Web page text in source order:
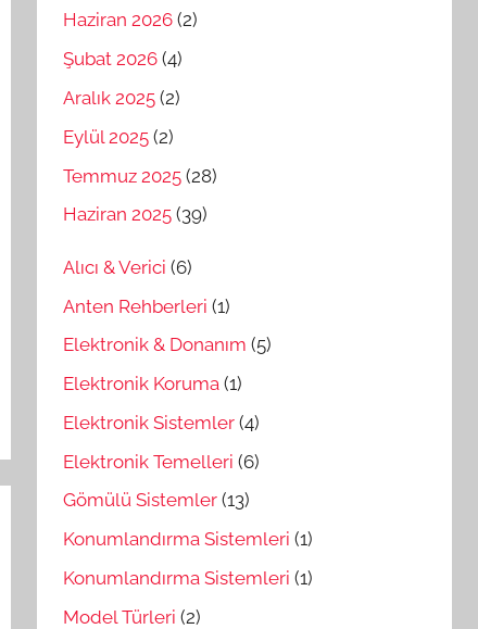
Haziran 2026 (2)
Şubat 2026 (4)
Aralık 2025 (2)
Eylül 2025 (2)
Temmuz 2025 (28)
Haziran 2025 (39)
Alıcı & Verici (6)
Anten Rehberleri (1)
Elektronik & Donanım (5)
Elektronik Koruma (1)
Elektronik Sistemler (4)
Elektronik Temelleri (6)
Gömülü Sistemler (13)
Konumlandırma Sistemleri (1)
Konumlandırma Sistemleri (1)
Model Türleri (2)